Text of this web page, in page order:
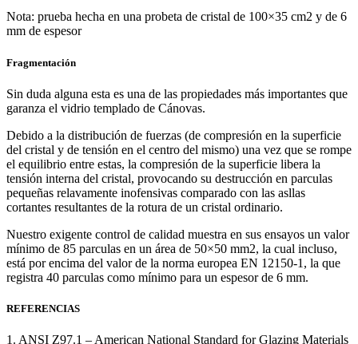
Nota: prueba hecha en una probeta de cristal de 100×35 cm2 y de 6
mm de espesor
Fragmentación
Sin duda alguna esta es una de las propiedades más importantes que
garanza el vidrio templado de Cánovas.
Debido a la distribución de fuerzas (de compresión en la superficie
del cristal y de tensión en el centro del mismo) una vez que se rompe
el equilibrio entre estas, la compresión de la superficie libera la
tensión interna del cristal, provocando su destrucción en parculas
pequeñas relavamente inofensivas comparado con las asllas
cortantes resultantes de la rotura de un cristal ordinario.
Nuestro exigente control de calidad muestra en sus ensayos un valor
mínimo de 85 parculas en un área de 50×50 mm2, la cual incluso,
está por encima del valor de la norma europea EN 12150-1, la que
registra 40 parculas como mínimo para un espesor de 6 mm.
REFERENCIAS
1. ANSI Z97.1 – American National Standard for Glazing Materials